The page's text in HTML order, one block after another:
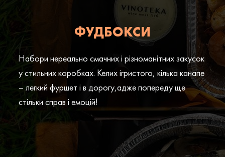
ФУДБОКСИ
Набори нереально смачних і різноманітних закусок
у стильних коробках. Келих ігристого, кілька канапе
– легкий фуршет і в дорогу,адже попереду ще
стільки справ і емоцій!